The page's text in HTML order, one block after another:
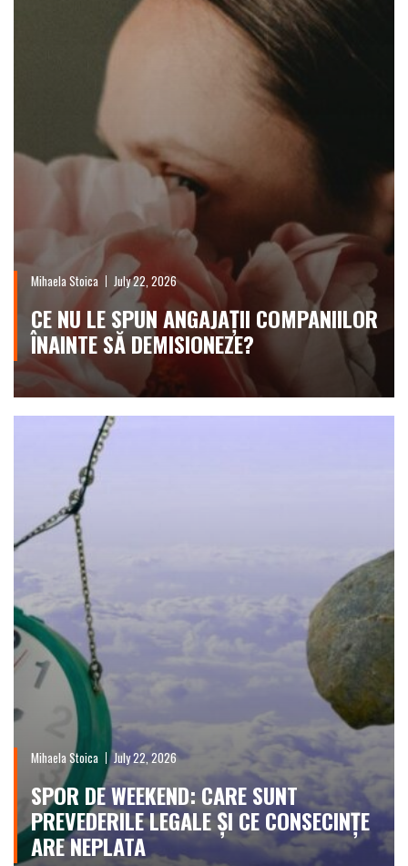
Mihaela Stoica July 22, 2026
CE NU LE SPUN ANGAJAȚII COMPANIILOR
ÎNAINTE SĂ DEMISIONEZE?
Mihaela Stoica July 22, 2026
SPOR DE WEEKEND: CARE SUNT
PREVEDERILE LEGALE ȘI CE CONSECINȚE
ARE NEPLATA